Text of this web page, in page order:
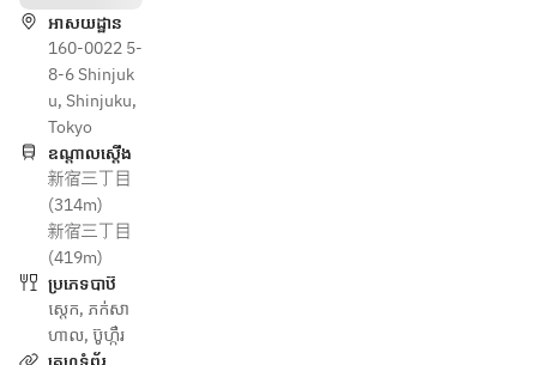
អាសយដ្ឋាន
160-0022 5-
8-6 Shinjuk
u, Shinjuku,
Tokyo
ឧណ្ដាលស្ដើង
新宿三丁目
(314m)
新宿三丁目
(419m)
ប្រភេទបាឋ៊
ស្តេក, ភក់សា
ហាល, ប៊ូហ្កឺរ